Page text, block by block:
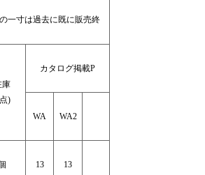
一寸は過去に既に販売終
庫
)
カタログ掲載P
WA WA2
13 13